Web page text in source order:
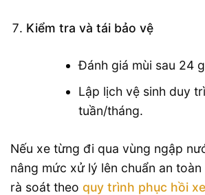
Kiểm tra và tái bảo vệ
Đánh giá mùi sau 24
Lập lịch vệ sinh duy
tuần/tháng.
Nếu xe từng đi qua vùng ngập
nâng mức xử lý lên chuẩn an
rà soát theo quy trình phục hồi